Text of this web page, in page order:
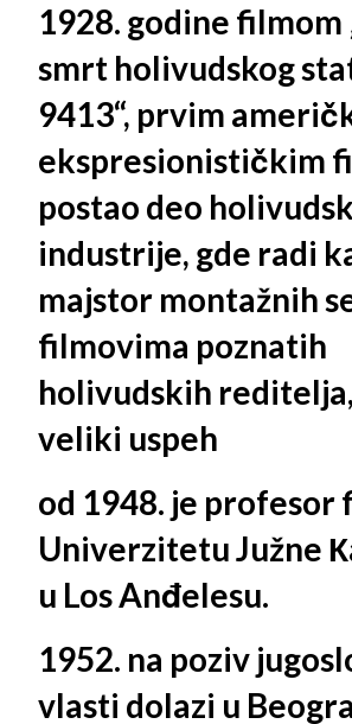
1928. godine filmom
smrt holivudskog
9413“, prvim
ekspresionističkim
postao deo
industrije, gde radi
majstor montažnih
filmovima poznatih
holivudskih
veliki uspeh
od 1948. je profesor
Univerzitetu Južne
u Los Anđelesu.
1952. na poziv
vlasti dolazi u